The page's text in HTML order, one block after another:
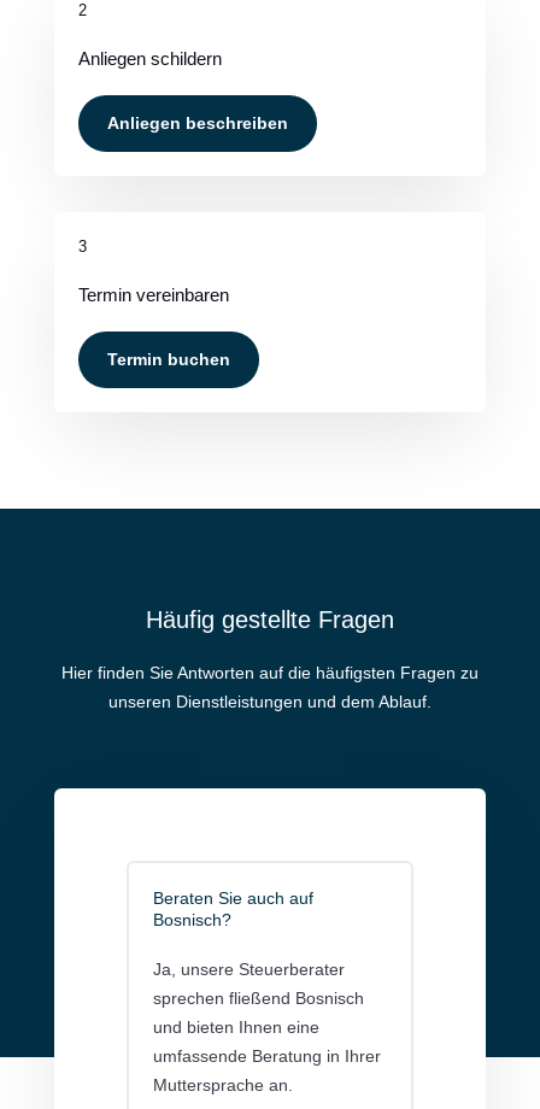
2
Anliegen schildern
Anliegen beschreiben
3
Termin vereinbaren
Termin buchen
Häufig gestellte Fragen
Hier finden Sie Antworten auf die häufigsten Fragen zu
unseren Dienstleistungen und dem Ablauf.
Beraten Sie auch auf
Bosnisch?
Ja, unsere Steuerberater
sprechen fließend Bosnisch
und bieten Ihnen eine
umfassende Beratung in Ihrer
Muttersprache an.